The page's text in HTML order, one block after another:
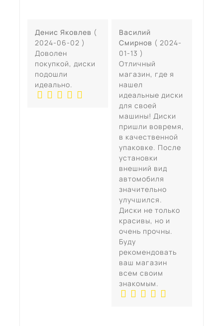
Денис Яковлев (
2024-06-02 )
Доволен
покупкой, диски
подошли
идеально.
Василий
Смирнов ( 2024-
01-13 )
Отличный
магазин, где я
нашел
идеальные диски
для своей
машины! Диски
пришли вовремя,
в качественной
упаковке. После
установки
внешний вид
автомобиля
значительно
улучшился.
Диски не только
красивы, но и
очень прочны.
Буду
рекомендовать
ваш магазин
всем своим
знакомым.